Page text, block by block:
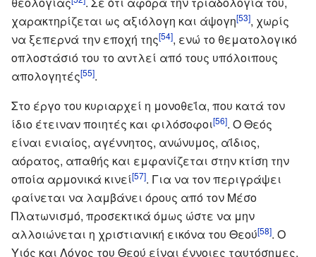
χαρακτηρίζεται ως αξιόλογη και άψογη[53], χωρίς
να ξεπερνά την εποχή της[54], ενώ το θεματολογικό
οπλοστάσιό του το αντλεί από τους υπόλοιπους
απολογητές[55].
Στο έργο του κυριαρχεί η μονοθεΐα, που κατά τον
ίδιο έτειναν ποιητές και φιλόσοφοι[56]. Ο Θεός
είναι ενιαίος, αγέννητος, ανώνυμος, αΐδιος,
αόρατος, απαθής και εμφανίζεται στην κτίση την
οποία αρμονικά κινεί[57]. Για να τον περιγράψει
φαίνεται να λαμβάνει όρους από τον Μέσο
Πλατωνισμό, προσεκτικά όμως ώστε να μην
αλλοιώνεται η χριστιανική εικόνα του Θεού[58]. Ο
Υιός και Λόγος του Θεού είναι έννοιες ταυτόσημες,